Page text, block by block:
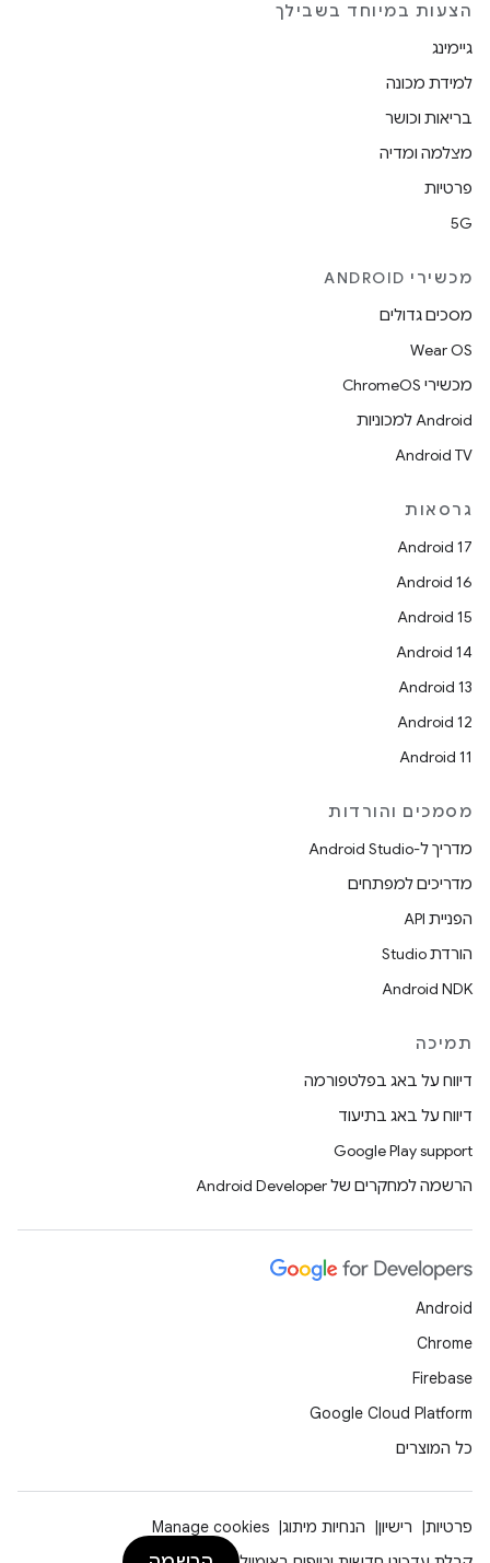
הצעות במיוחד בשבילך
גיימינג
למידת מכונה
בריאות וכושר
מצלמה ומדיה
פרטיות
5G
מכשירי ANDROID
מסכים גדולים
Wear OS
מכשירי ChromeOS
Android למכוניות
Android TV
גרסאות
Android 17
Android 16
Android 15
Android 14
Android 13
Android 12
Android 11
מסמכים והורדות
מדריך ל-Android Studio
מדריכים למפתחים
הפניית API
הורדת Studio
Android NDK
תמיכה
דיווח על באג בפלטפורמה
דיווח על באג בתיעוד
Google Play support
הרשמה למחקרים של Android Developer
Android
Chrome
Firebase
Google Cloud Platform
כל המוצרים
פרטיות רישיון הנחיות מיתוג
Manage cookies